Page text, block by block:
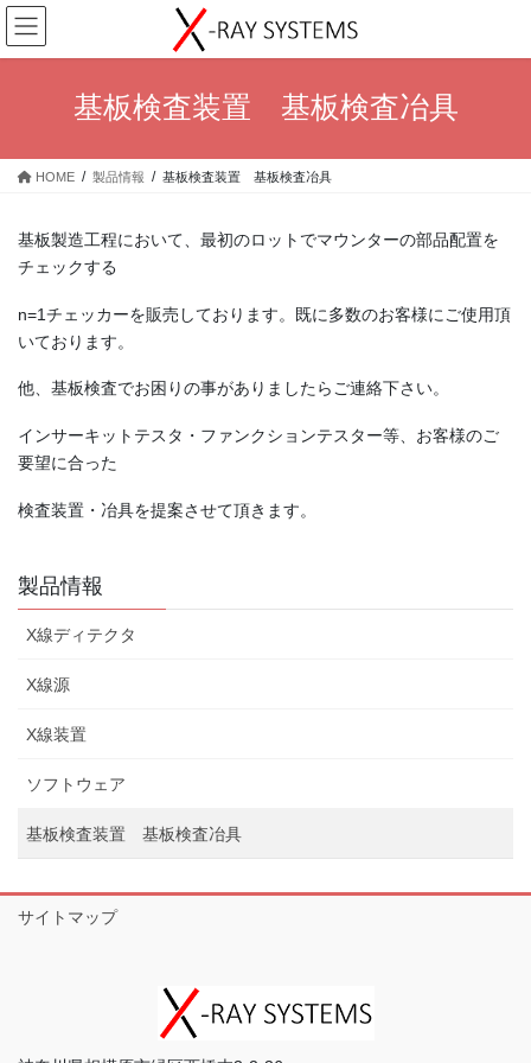
コ
ン
テ
ス
ナ
ビ
ゲ
ン
基板検査装置 基板検査冶具
HOME 製品情報 基板検査装置 基板検査冶具
基板製造工程において、最初のロットでマウンターの部品配置を
チェックする
n=1チェッカーを販売しております。既に多数のお客様にご使用頂
いております。
他、基板検査でお困りの事がありましたらご連絡下さい。
インサーキットテスタ・ファンクションテスター等、お客様のご
要望に合った
検査装置・冶具を提案させて頂きます。
製品情報
X線ディテクタ
X線源
X線装置
ソフトウェア
基板検査装置 基板検査冶具
サイトマップ